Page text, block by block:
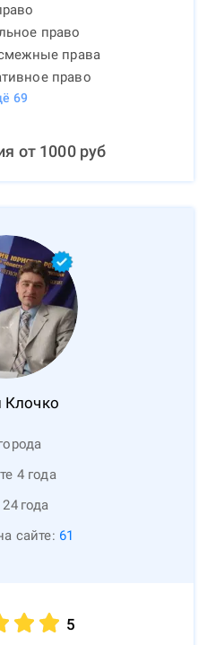
право
права
право
69
от 1000руб
Клочко
4 года
24 года
сайте: 61
5